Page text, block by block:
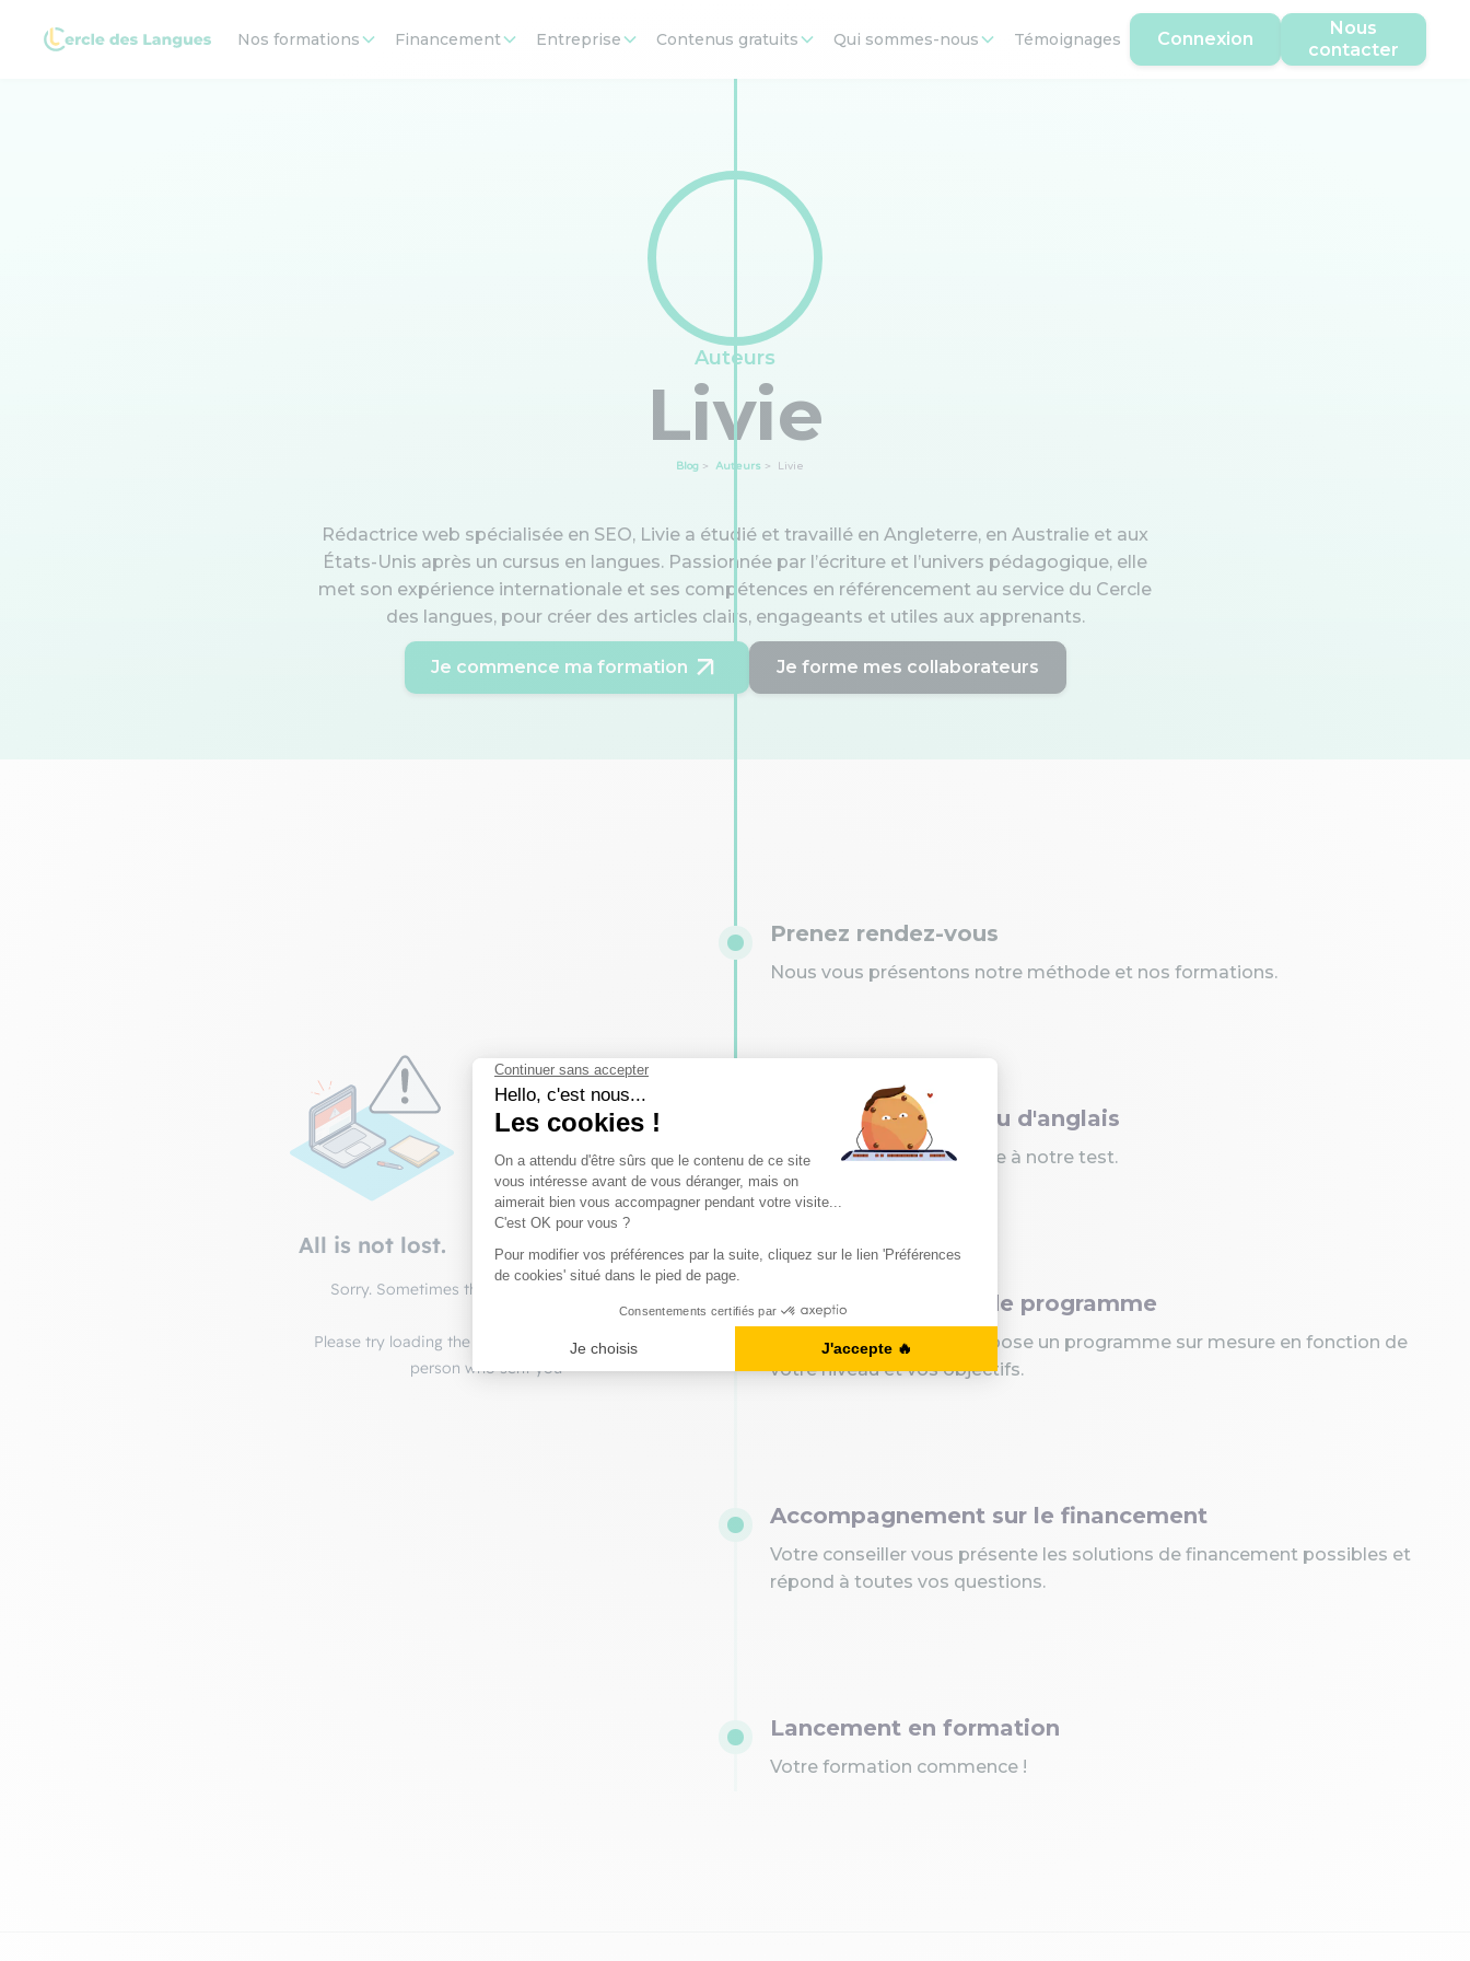
Nos formations Financement Entreprise Contenus gratuits Qui sommes-nous Témoignages Connexion
Nous
contacter
Auteurs
Livie
Blog> Auteurs> Livie
Rédactrice web spécialisée en SEO, Livie a étudié et travaillé en Angleterre, en Australie et aux
États-Unis après un cursus en langues. Passionnée par l’écriture et l’univers pédagogique, elle
met son expérience internationale et ses compétences en référencement au service du Cercle
des langues, pour créer des articles clairs, engageants et utiles aux apprenants.
Je commence ma formation Je forme mes collaborateurs
Prenez rendez-vous
Nous vous présentons notre méthode et nos formations.
Evaluez votre niveau d'anglais
Evaluez votre niveau grâce à notre test.
Notre proposition de programme
Votre conseiller vous propose un programme sur mesure en fonction de
votre niveau et vos objectifs.
Accompagnement sur le financement
Votre conseiller vous présente les solutions de financement possibles et
répond à toutes vos questions.
Lancement en formation
Votre formation commence !